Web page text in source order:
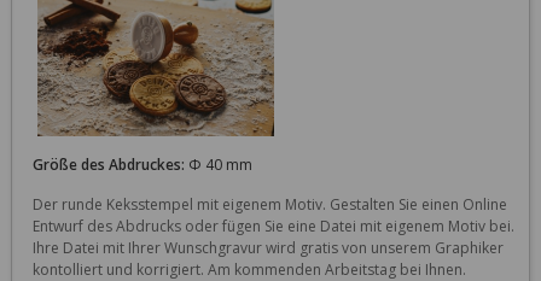
Größe des Abdruckes: Φ 40 mm
Der runde Keksstempel mit eigenem Motiv. Gestalten Sie einen Online
Entwurf des Abdrucks oder fügen Sie eine Datei mit eigenem Motiv bei.
Ihre Datei mit Ihrer Wunschgravur wird gratis von unserem Graphiker
kontolliert und korrigiert. Am kommenden Arbeitstag bei Ihnen.